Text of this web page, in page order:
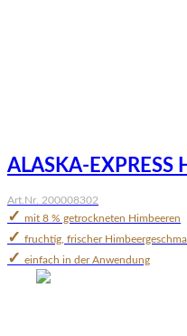
ALASKA-EXPRESS
Art.Nr. 200008302
✓ mit 8 % getrockneten Himbeeren
✓ fruchtig, frischer
✓ einfach in der Anwendung